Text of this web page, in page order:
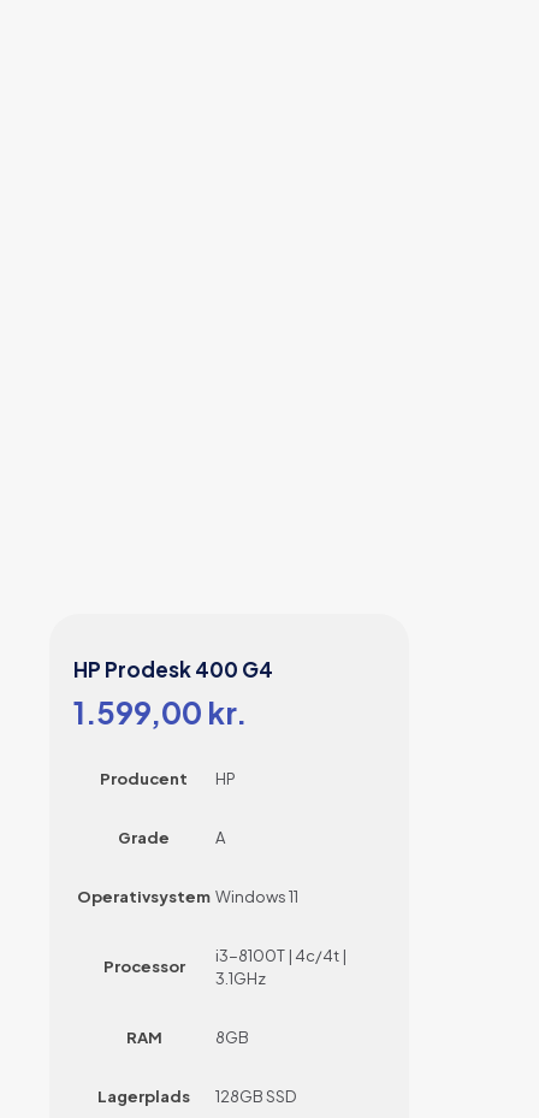
HP Prodesk 400 G4
1.599,00 kr.
Producent HP
Grade A
Operativsystem Windows 11
Processor
i3-8100T | 4c/4t |
3.1GHz
RAM 8GB
Lagerplads 128GB SSD